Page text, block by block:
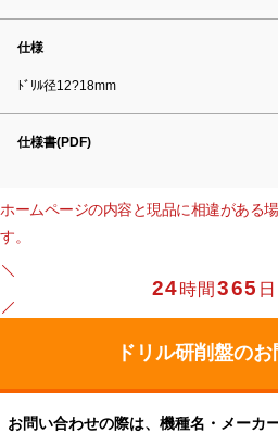
仕様
ﾄﾞﾘﾙ径12?18mm
仕様書(PDF)
ホームページの内容と現品に相違がある
す。
24時間365
お問い合わせの際は、機種名・メーカ